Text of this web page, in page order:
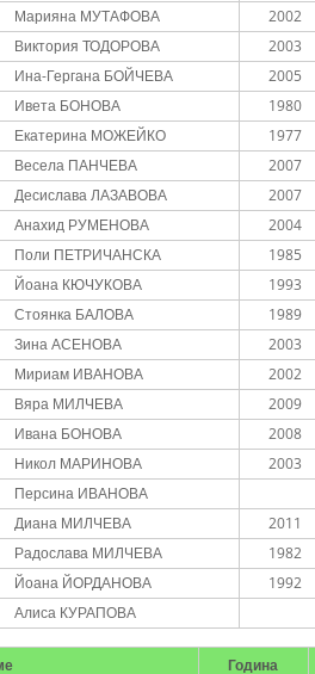
Марияна МУТАФОВА 2002
Виктория ТОДОРОВА 2003
Ина-Гергана БОЙЧЕВА 2005
Ивета БОНОВА 1980
Екатерина МОЖЕЙКО 1977
Весела ПАНЧЕВА 2007
Десислава ЛАЗАВОВА 2007
Анахид РУМЕНОВА 2004
Поли ПЕТРИЧАНСКА 1985
Йоана КЮЧУКОВА 1993
Стоянка БАЛОВА 1989
Зина АСЕНОВА 2003
Мириам ИВАНОВА 2002
Вяра МИЛЧЕВА 2009
Ивана БОНОВА 2008
Никол МАРИНОВА 2003
Персина ИВАНОВА
Диана МИЛЧЕВА 2011
Радослава МИЛЧЕВА 1982
Йоана ЙОРДАНОВА 1992
Алиса КУРАПОВА
Година